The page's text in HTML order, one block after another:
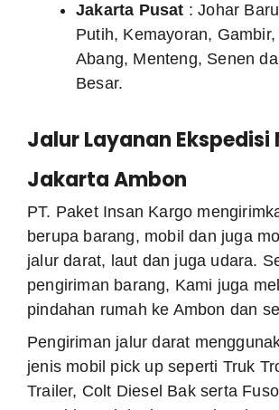
Jakarta Pusat : Johar
Putih, Kemayoran, Gambir,
Abang, Menteng, Senen
Besar.
Jalur Layanan Ekspedisi
Jakarta Ambon
PT. Paket Insan Kargo
berupa barang, mobil dan juga
jalur darat, laut dan juga udara.
pengiriman barang, Kami juga
pindahan rumah ke Ambon dan
Pengiriman jalur darat
jenis mobil pick up seperti Truk
Trailer, Colt Diesel Bak serta